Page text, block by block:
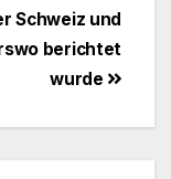
Schweiz und
berichtet
wurde